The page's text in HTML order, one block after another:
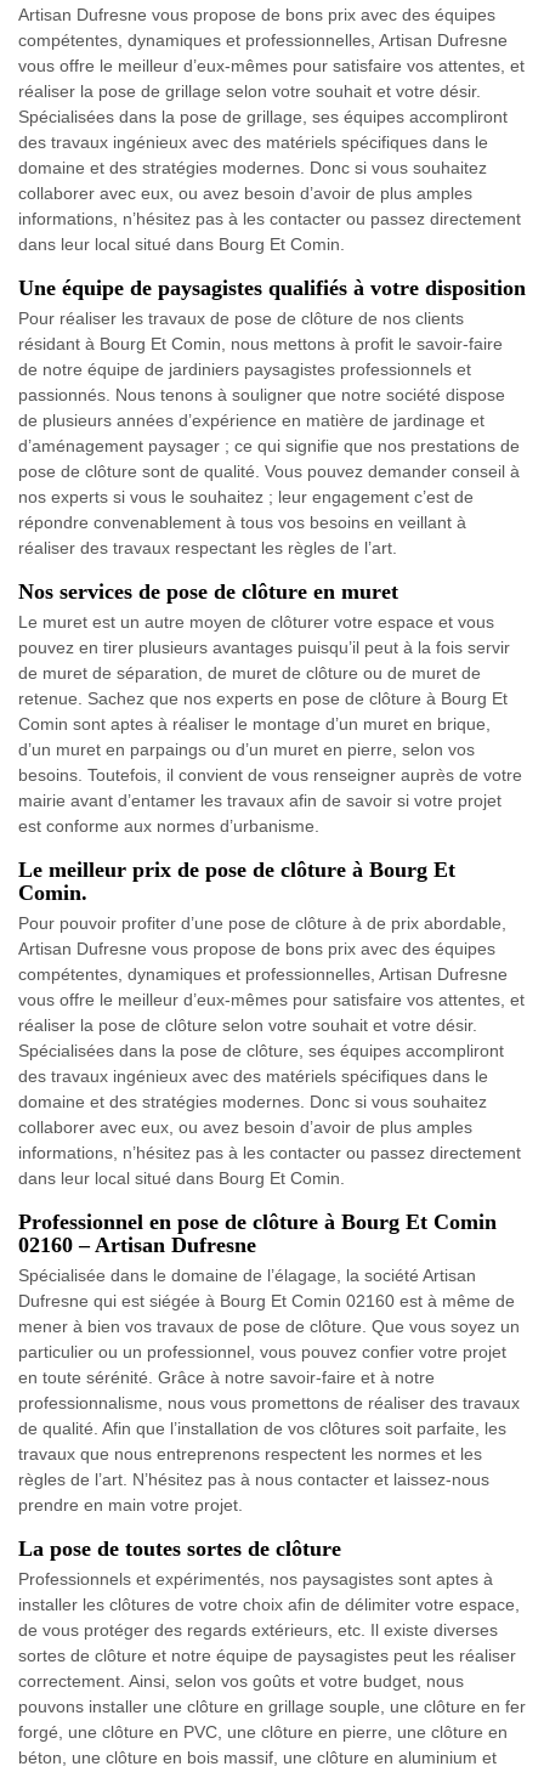
Artisan Dufresne vous propose de bons prix avec des équipes
compétentes, dynamiques et professionnelles, Artisan Dufresne
vous offre le meilleur d’eux-mêmes pour satisfaire vos attentes, et
réaliser la pose de grillage selon votre souhait et votre désir.
Spécialisées dans la pose de grillage, ses équipes accompliront
des travaux ingénieux avec des matériels spécifiques dans le
domaine et des stratégies modernes. Donc si vous souhaitez
collaborer avec eux, ou avez besoin d’avoir de plus amples
informations, n’hésitez pas à les contacter ou passez directement
dans leur local situé dans Bourg Et Comin.
Une équipe de paysagistes qualifiés à votre disposition
Pour réaliser les travaux de pose de clôture de nos clients
résidant à Bourg Et Comin, nous mettons à profit le savoir-faire
de notre équipe de jardiniers paysagistes professionnels et
passionnés. Nous tenons à souligner que notre société dispose
de plusieurs années d’expérience en matière de jardinage et
d’aménagement paysager ; ce qui signifie que nos prestations de
pose de clôture sont de qualité. Vous pouvez demander conseil à
nos experts si vous le souhaitez ; leur engagement c’est de
répondre convenablement à tous vos besoins en veillant à
réaliser des travaux respectant les règles de l’art.
Nos services de pose de clôture en muret
Le muret est un autre moyen de clôturer votre espace et vous
pouvez en tirer plusieurs avantages puisqu’il peut à la fois servir
de muret de séparation, de muret de clôture ou de muret de
retenue. Sachez que nos experts en pose de clôture à Bourg Et
Comin sont aptes à réaliser le montage d’un muret en brique,
d’un muret en parpaings ou d’un muret en pierre, selon vos
besoins. Toutefois, il convient de vous renseigner auprès de votre
mairie avant d’entamer les travaux afin de savoir si votre projet
est conforme aux normes d’urbanisme.
Le meilleur prix de pose de clôture à Bourg Et
Comin.
Pour pouvoir profiter d’une pose de clôture à de prix abordable,
Artisan Dufresne vous propose de bons prix avec des équipes
compétentes, dynamiques et professionnelles, Artisan Dufresne
vous offre le meilleur d’eux-mêmes pour satisfaire vos attentes, et
réaliser la pose de clôture selon votre souhait et votre désir.
Spécialisées dans la pose de clôture, ses équipes accompliront
des travaux ingénieux avec des matériels spécifiques dans le
domaine et des stratégies modernes. Donc si vous souhaitez
collaborer avec eux, ou avez besoin d’avoir de plus amples
informations, n’hésitez pas à les contacter ou passez directement
dans leur local situé dans Bourg Et Comin.
Professionnel en pose de clôture à Bourg Et Comin
02160 – Artisan Dufresne
Spécialisée dans le domaine de l’élagage, la société Artisan
Dufresne qui est siégée à Bourg Et Comin 02160 est à même de
mener à bien vos travaux de pose de clôture. Que vous soyez un
particulier ou un professionnel, vous pouvez confier votre projet
en toute sérénité. Grâce à notre savoir-faire et à notre
professionnalisme, nous vous promettons de réaliser des travaux
de qualité. Afin que l’installation de vos clôtures soit parfaite, les
travaux que nous entreprenons respectent les normes et les
règles de l’art. N’hésitez pas à nous contacter et laissez-nous
prendre en main votre projet.
La pose de toutes sortes de clôture
Professionnels et expérimentés, nos paysagistes sont aptes à
installer les clôtures de votre choix afin de délimiter votre espace,
de vous protéger des regards extérieurs, etc. Il existe diverses
sortes de clôture et notre équipe de paysagistes peut les réaliser
correctement. Ainsi, selon vos goûts et votre budget, nous
pouvons installer une clôture en grillage souple, une clôture en fer
forgé, une clôture en PVC, une clôture en pierre, une clôture en
béton, une clôture en bois massif, une clôture en aluminium et